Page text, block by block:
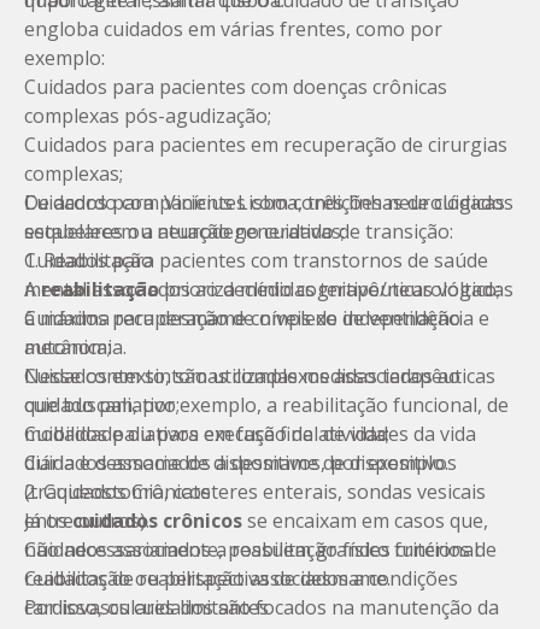
engloba cuidados em várias frentes, como por
exemplo:
Cuidados para pacientes com doenças crônicas
complexas pós-agudização;
Cuidados para pacientes em recuperação de cirurgias
complexas;
Cuidados para pacientes com condições neurológicas
sequelares ou neurodegenerativas;
Cuidados para pacientes com transtornos de saúde
mental associados ao declínio cognitivo/neurológico;
Cuidados para desmame complexo de ventilação
mecânica;
Cuidados em sintomas complexos associados ao
cuidado paliativo;
Cuidados paliativos em fase final de vida;
Cuidados associados a desmame de dispositivos
(traqueostomia, cateteres enterais, sondas vesicais
entre outros).
Cuidados associados a reabilitação físico funcional
Cuidados de reabilitação associados a condições
cardiovasculares limitantes
De acordo com Vinícius Lisboa, três linhas de cuidados
estabelecem a atuação no cuidado de transição:
1. Reabilitação
Areabilitaçãoprioriza medidas terapêuticas voltadas
à máxima recuperação de níveis de independência e
autonomia.
Nesse contexto, são utilizadas medidas terapêuticas
que buscam, por exemplo, a reabilitação funcional, de
mobilidade ou para execução de atividades da vida
diária e desmame de dispositivos, por exemplo.
2. Cuidados Crônicos
Já oscuidados crônicosse encaixam em casos que,
não necessariamente, possuem grandes critérios de
reabilitação ou perspectiva de desmame.
Por isso, os cuidados são focados na manutenção da